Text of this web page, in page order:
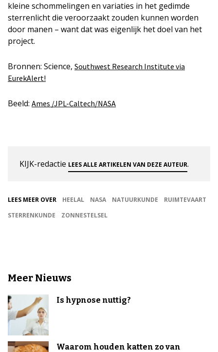
kleine schommelingen en variaties in het gedimde
sterrenlicht die veroorzaakt zouden kunnen worden
door manen – want dat was eigenlijk het doel van het
project.
Bronnen: Science, Southwest Research Institute via
EurekAlert!
Beeld: Ames /JPL-Caltech/NASA
KIJK-redactie LEES ALLE ARTIKELEN VAN DEZE AUTEUR.
LEES MEER OVER HEELAL NASA NATUURKUNDE
RUIMTEVAART
STERRENKUNDE
ZONNESTELSEL
Meer Nieuws
Is hypnose nuttig?
Waarom houden katten zo van